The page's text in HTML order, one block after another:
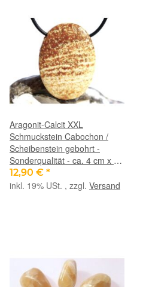
Aragonit-Calcit XXL
Schmuckstein Cabochon /
Scheibenstein gebohrt -
Sonderqualität - ca. 4 cm x 3
cm x 0,9 cm
12,90 € *
inkl. 19% USt. , zzgl. Versand